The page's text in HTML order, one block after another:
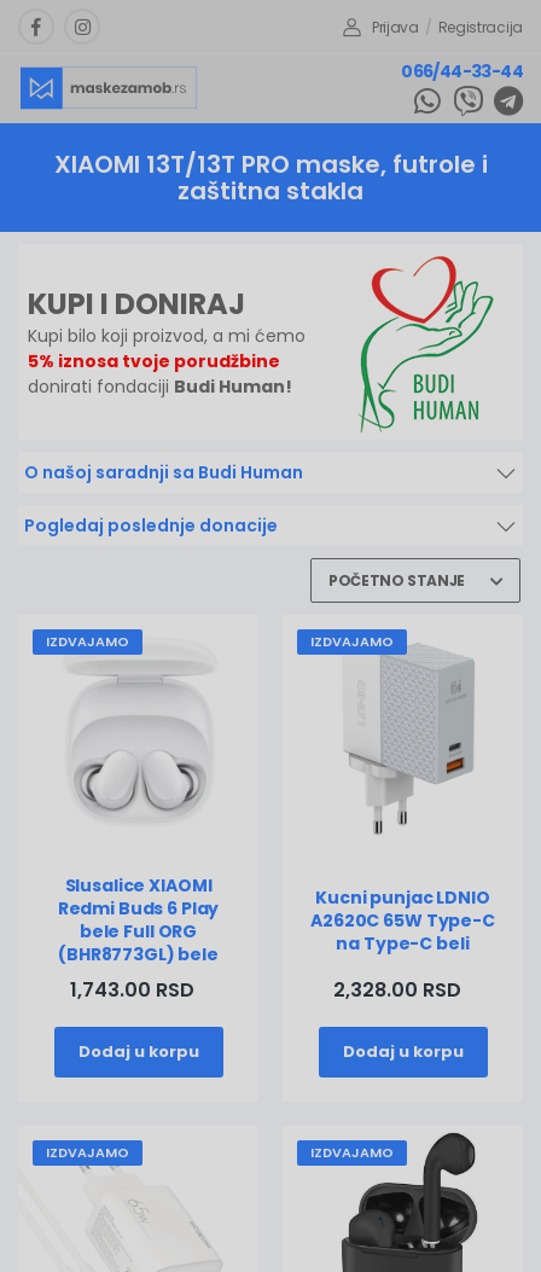
Prijava / Registracija
066/44-33-44
XIAOMI 13T/13T PRO maske, futrole i
zaštitna stakla
KUPI I DONIRAJ
Kupi bilo koji proizvod, a mi ćemo
5% iznosa tvoje porudžbine
donirati fondaciji Budi Human!
O našoj saradnji sa Budi Human
Pogledaj poslednje donacije
IZDVAJAMO
Slusalice XIAOMI
Redmi Buds 6 Play
bele Full ORG
(BHR8773GL) bele
1,743.00 RSD
Dodaj u korpu
IZDVAJAMO
Kucni punjac LDNIO
A2620C 65W Type-C
na Type-C beli
2,328.00 RSD
Dodaj u korpu
IZDVAJAMO IZDVAJAMO